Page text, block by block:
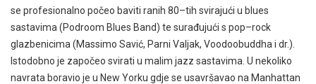
se profesionalno počeo baviti ranih 80–tih svirajući u blues
sastavima (Podroom Blues Band) te surađujući s pop–rock
glazbenicima (Massimo Savić, Parni Valjak, Voodoobuddha i dr.).
Istodobno je započeo svirati u malim jazz sastavima. U nekoliko
navrata boravio je u New Yorku gdje se usavršavao na Manhattan